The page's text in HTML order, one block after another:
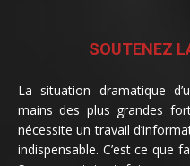
SOUTENEZ
La situation dramatique
mains des plus grandes
nécessite un travail
indispensable. C’est ce que